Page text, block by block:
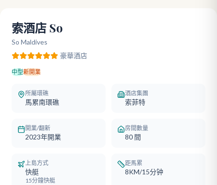
索酒店 So
So Maldives
豪華酒店
中型新開業
所屬環礁
馬累南環礁
酒店集團
索菲特
開業/翻新
2023年開業
房間數量
80 間
上島方式
快艇
15分鐘快艇
距馬累
8KM/15分钟